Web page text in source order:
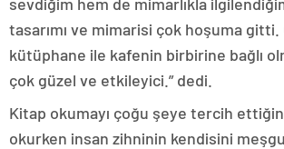
tasarımı ve mimarisi çok hoşuma gitti.
kütüphane ile kafenin birbirine bağlı
çok güzel ve etkileyici.” dedi.
Kitap okumayı çoğu şeye tercih
okurken insan zihninin kendisini